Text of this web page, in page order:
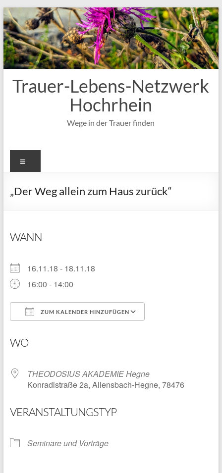
Zum
Inhalt
springen
Trauer-Lebens-Netzwerk
Hochrhein
Wege in der Trauer finden
„Der Weg allein zum Haus zurück“
WANN
16.11.18 - 18.11.18
16:00 - 14:00
ZUM KALENDER HINZUFÜGEN
WO
THEODOSIUS AKADEMIE Hegne
Konradistraße 2a, Allensbach-Hegne, 78476
VERANSTALTUNGSTYP
Seminare und Vorträge